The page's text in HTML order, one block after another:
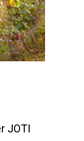
JOTI